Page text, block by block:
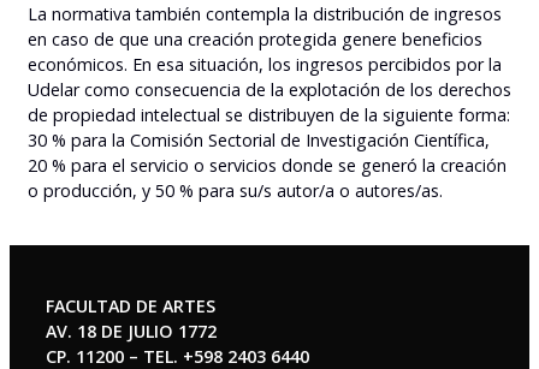
La normativa también contempla la distribución de ingresos
en caso de que una creación protegida genere beneficios
económicos. En esa situación, los ingresos percibidos por la
Udelar como consecuencia de la explotación de los derechos
de propiedad intelectual se distribuyen de la siguiente forma:
30 % para la Comisión Sectorial de Investigación Científica,
20 % para el servicio o servicios donde se generó la creación
o producción, y 50 % para su/s autor/a o autores/as.
FACULTAD DE ARTES
AV. 18 DE JULIO 1772
CP. 11200 – TEL. +598 2403 6440